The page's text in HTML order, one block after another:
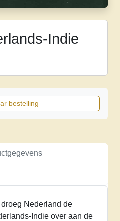
Indie
bestelling
Nederland de
Indie over aan de